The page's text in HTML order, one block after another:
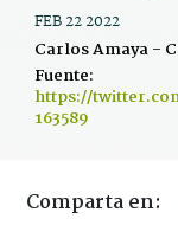
FEB 22 2022
Carlos Amaya -
Fuente:
https://
163589
Comparta en: